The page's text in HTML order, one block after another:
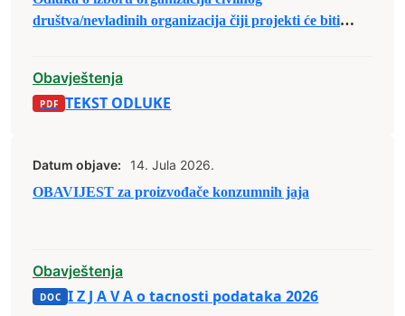
društva/nevladinih organizacija čiji projekti će biti
područja Grada Zenica za predaju prijedloga
projekata u sklopu raspodjele budžetskih sredstava za
Obavještenja
TEKST ODLUKE
Datum objave:
14. Jula 2026.
OBAVIJEST za proizvođače konzumnih jaja
Obavještenja
I Z J A V A o tacnosti podataka 2026